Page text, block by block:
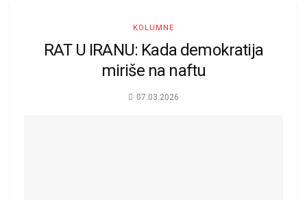
KOLUMNE
RAT U IRANU: Kada demokratija
miriše na naftu
07.03.2026